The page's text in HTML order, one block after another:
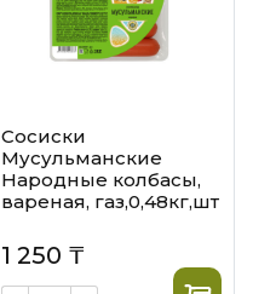
Сосиски
Мусульманские
Народные колбасы,
вареная, газ,0,48кг,шт
1 250 ₸